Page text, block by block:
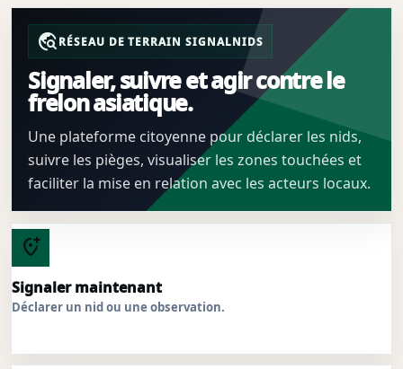
travel_exploreRÉSEAU DE TERRAIN SIGNALNIDS
Signaler, suivre et agir contre le
frelon asiatique.
Une plateforme citoyenne pour déclarer les nids,
suivre les pièges, visualiser les zones touchées et
faciliter la mise en relation avec les acteurs locaux.
add_location_alt
Signaler maintenant
Déclarer un nid ou une observation.